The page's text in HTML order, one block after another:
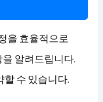
을 효율적으로
알려드립니다.
할 수 있습니다.